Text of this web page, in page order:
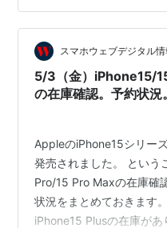
オンラインショップR 楽
スマホウェブデジタル
5/3（金）iPhone15/
の在庫確認。予約状
AppleのiPhone15シリー
発売されました。 という
Pro/15 Pro Maxの在庫確
状況をまとめておきます
iPhone15 Plusの在庫が